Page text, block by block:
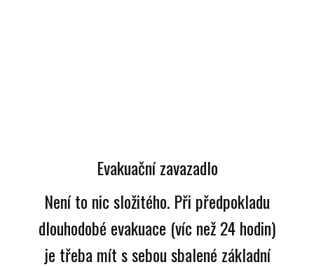
Evakuační zavazadlo
Není to nic složitého. Při předpokladu
dlouhodobé evakuace (víc než 24 hodin)
je třeba mít s sebou sbalené základní